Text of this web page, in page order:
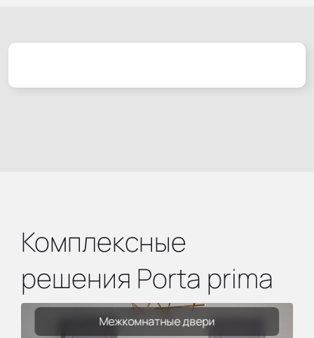
Комплексные
решения Porta prima
Межкомнатные двери